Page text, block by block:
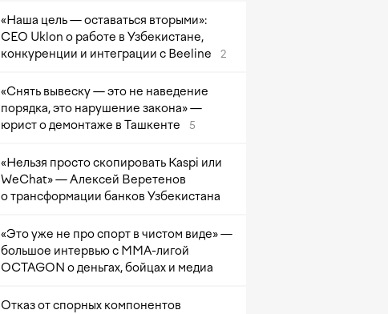
«Наша цель — оставаться вторыми»:
CEO Uklon о работе в Узбекистане,
конкуренции и интеграции с Beeline
2
«Снять вывеску — это не наведение
порядка, это нарушение закона» —
юрист о демонтаже в Ташкенте
5
«Нельзя просто скопировать Kaspi или
WeChat» — Алексей Веретенов
о трансформации банков Узбекистана
«Это уже не про спорт в чистом виде» —
большое интервью с ММА-лигой
OCTAGON о деньгах, бойцах и медиа
Отказ от спорных компонентов